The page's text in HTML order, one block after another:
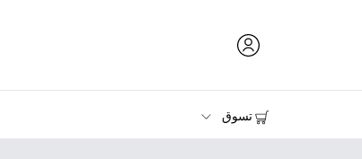
تسوق